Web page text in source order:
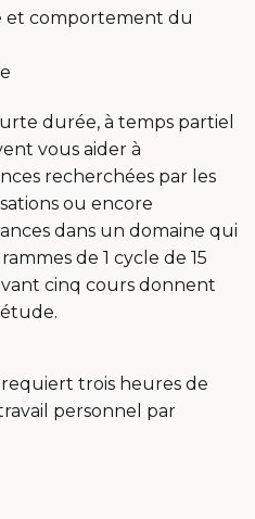
et comportement du
durée, à temps partiel
vous aider à
recherchées par les
ou encore
dans un domaine qui
de 1 cycle de 15
cinq cours donnent
trois heures de
personnel par